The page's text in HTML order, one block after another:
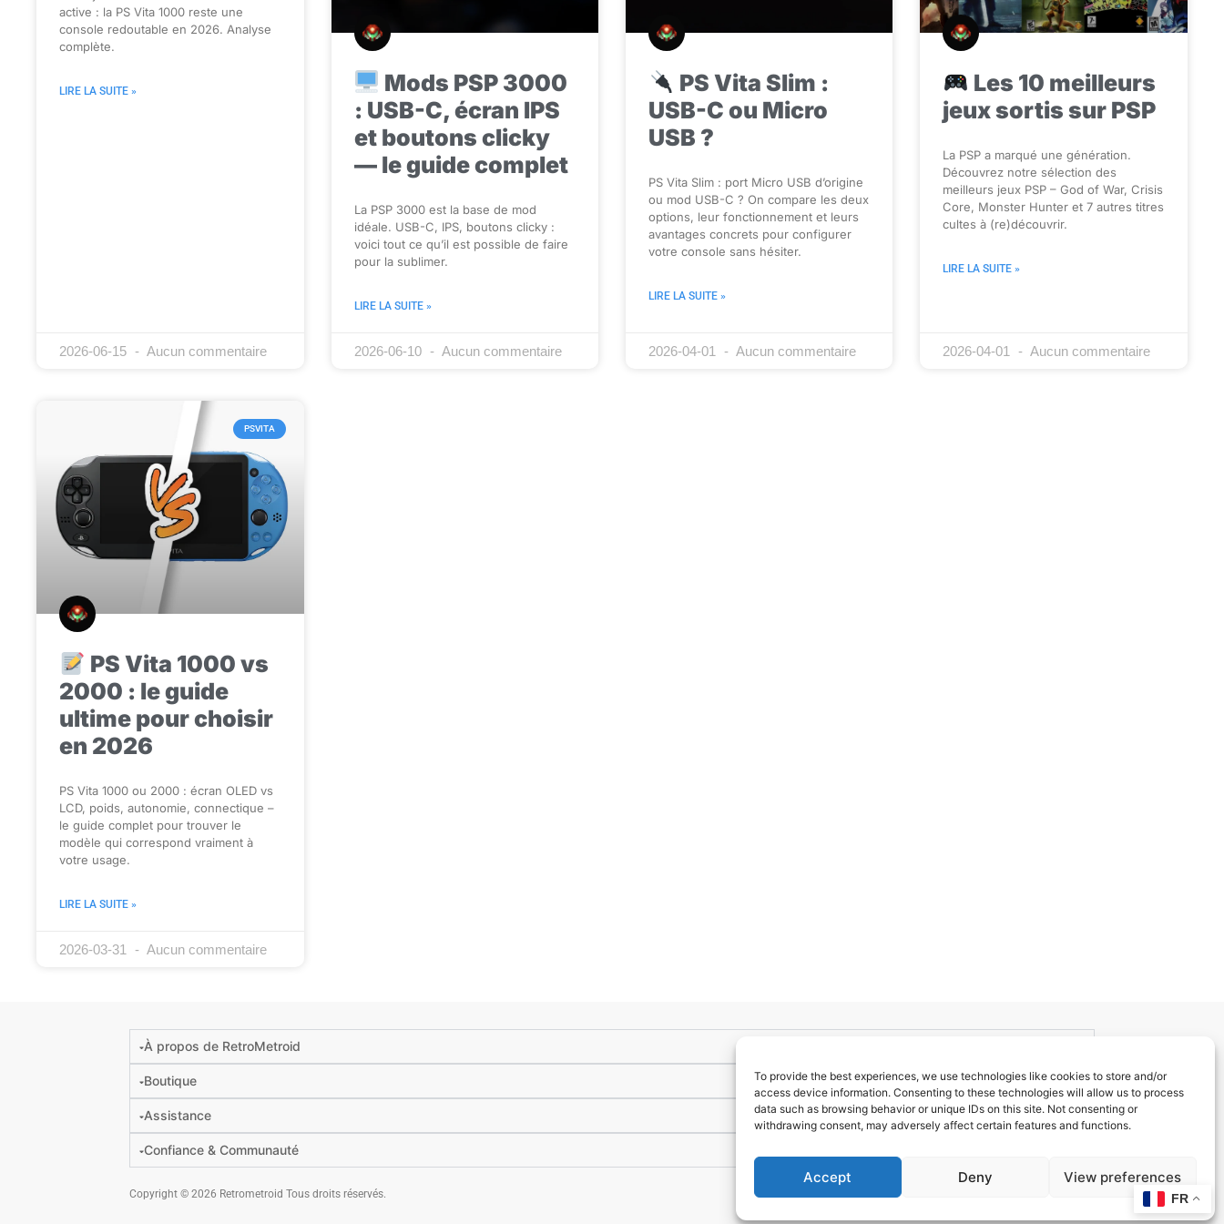
To provide the best experiences, we use technologies like cookies to store and/or
access device information. Consenting to these technologies will allow us to process
data such as browsing behavior or unique IDs on this site. Not consenting or
withdrawing consent, may adversely affect certain features and functions.
Accept Deny View preferences
active : la PS Vita 1000 reste une
console redoutable en 2026. Analyse
complète.
LIRE LA SUITE »
2026-06-15 Aucun commentaire
Mods PSP 3000
: USB-C, écran IPS
et boutons clicky
— le guide complet
La PSP 3000 est la base de mod
idéale. USB-C, IPS, boutons clicky :
voici tout ce qu’il est possible de faire
pour la sublimer.
LIRE LA SUITE »
2026-06-10 Aucun commentaire
PS Vita Slim :
USB-C ou Micro
USB ?
PS Vita Slim : port Micro USB d’origine
ou mod USB-C ? On compare les deux
options, leur fonctionnement et leurs
avantages concrets pour configurer
votre console sans hésiter.
LIRE LA SUITE »
2026-04-01 Aucun commentaire
Les 10 meilleurs
jeux sortis sur PSP
La PSP a marqué une génération.
Découvrez notre sélection des
meilleurs jeux PSP – God of War, Crisis
Core, Monster Hunter et 7 autres titres
cultes à (re)découvrir.
LIRE LA SUITE »
2026-04-01 Aucun commentaire
PSVITA
PS Vita 1000 vs
2000 : le guide
ultime pour choisir
en 2026
PS Vita 1000 ou 2000 : écran OLED vs
LCD, poids, autonomie, connectique –
le guide complet pour trouver le
modèle qui correspond vraiment à
votre usage.
LIRE LA SUITE »
2026-03-31 Aucun commentaire
À propos de RetroMetroid
Boutique
Assistance
Confiance & Communauté
Copyright © 2026 Retrometroid Tous droits réservés.